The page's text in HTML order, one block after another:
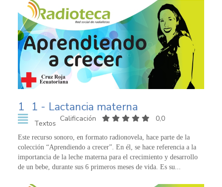
1 1 - Lactancia materna
Textos
Calificación 0,0
Este recurso sonoro, en formato radionovela, hace parte de la
colección “Aprendiendo a crecer”. En él, se hace referencia a la
importancia de la leche materna para el crecimiento y desarrollo
de un bebe, durante sus 6 primeros meses de vida. Es su...